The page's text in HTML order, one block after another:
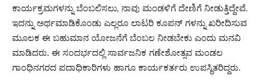
ಕಾರ್ಯಕ್ರಮಗಳನ್ನು ಬೆಂಬಲಿಸಲು, ನಾವು ಮಂಡಳಿಗೆ ದೇಣಿಗೆ ನೀಡುತ್ತಿದ್ದೇವೆ.
ಇದನ್ನು ಅರ್ಥಮಾಡಿಕೊಂಡು ಎಲ್ಲರೂ ಲಾಟರಿ ಕೂಪನ್ ಗಳನ್ನು ಖರೀದಿಸುವ
ಮೂಲಕ ಈ ಬಹುಮಾನ ಯೋಜನೆಗೆ ಬೆಂಬಲ ನೀಡಬೇಕು ಎಂದು ಮನವಿ
ಮಾಡಿದರು. ಈ ಸಂದರ್ಭದಲ್ಲಿ ಸಾರ್ವಜನಿಕ ಗಣೇಶೋತ್ಸವ ಮಂಡಲ
ಗಾಂಧಿನಗರದ ಪದಾಧಿಕಾರಿಗಳು ಹಾಗೂ ಕಾರ್ಯಕರ್ತರು ಉಪಸ್ಥಿತರಿದ್ದರು.